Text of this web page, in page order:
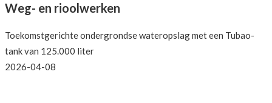
Weg- en rioolwerken
Toekomstgerichte ondergrondse wateropslag met een Tubao-
tank van 125.000 liter
2026-04-08